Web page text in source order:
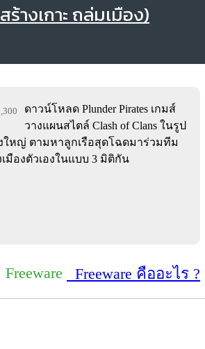
างเกาะ ถล่มเมือง)
ดาวน์โหลด Plunder Pirates เกมส์
วางแผนสไตล์ Clash of Clans ในรูป
หญ่ ตามหาลูกเรือสุดโฉดมาร่วมทีม
มืองตัวเองในแบบ 3 มิติกัน
Freeware Freeware คืออะไร ?